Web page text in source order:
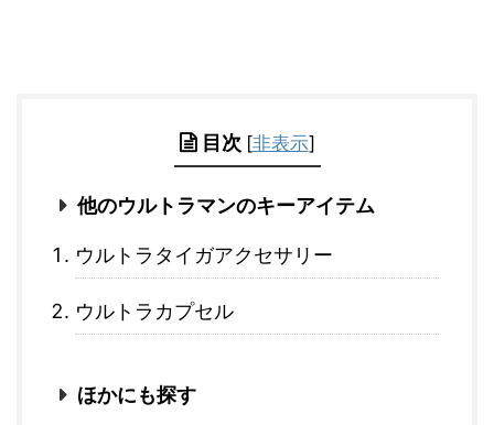
目次 [非表示]
他のウルトラマンのキーアイテム
ウルトラタイガアクセサリー
ウルトラカプセル
ほかにも探す